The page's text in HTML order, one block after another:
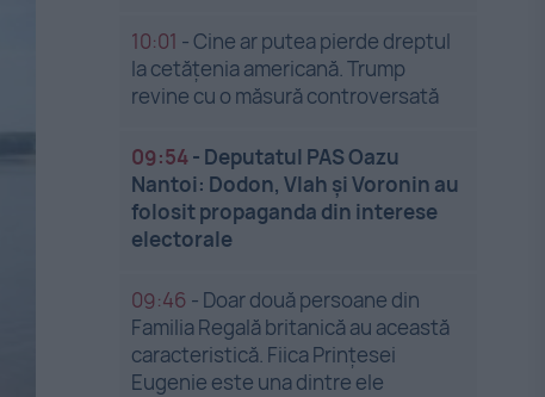
10:01 -Cine ar putea pierde dreptul
la cetățenia americană. Trump
revine cu o măsură controversată
09:54- Deputatul PAS Oazu
Nantoi: Dodon, Vlah și Voronin au
folosit propaganda din interese
electorale
09:46 - Doar două persoane din
Familia Regală britanică au această
caracteristică. Fiica Prințesei
Eugenie este una dintre ele